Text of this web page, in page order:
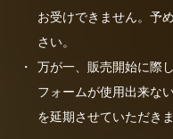
お受けできません。予
さい。
万が一、販売開始に際
フォームが使用出来な
を延期させていただきま